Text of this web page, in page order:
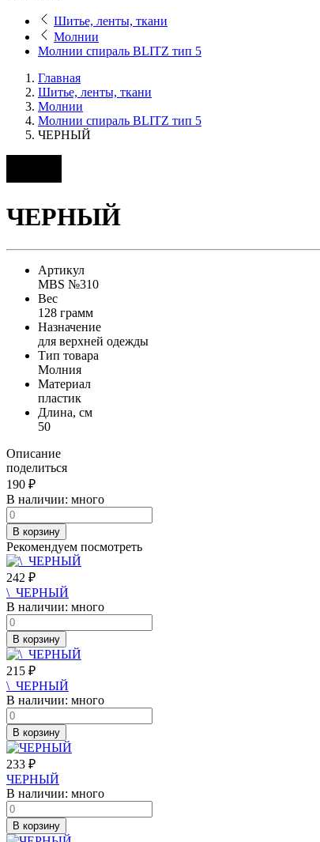
Шитье, ленты, ткани
Молнии
Молнии спираль BLITZ тип 5
Главная
Шитье, ленты, ткани
Молнии
Молнии спираль BLITZ тип 5
ЧЕРНЫЙ
ЧЕРНЫЙ
Артикул
MBS №310
Вес
128 грамм
Назначение
для верхней одежды
Тип товара
Молния
Материал
пластик
Длина, см
50
Описание
поделиться
190 ₽
В наличии: много
В корзину
Рекомендуем посмотреть
242 ₽
\_ЧЕРНЫЙ
В наличии: много
В корзину
215 ₽
\_ЧЕРНЫЙ
В наличии: много
В корзину
233 ₽
ЧЕРНЫЙ
В наличии: много
В корзину